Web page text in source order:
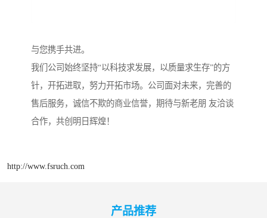
与您携手共进。
我们公司始终坚持“以科技求发展，以质量求生存”的方
针，开拓进取，努力开拓市场。公司面对未来，完善的
售后服务，诚信不欺的商业信誉，期待与新老朋 友洽谈
合作，共创明日辉煌！
http://www.fsruch.com
产品推荐